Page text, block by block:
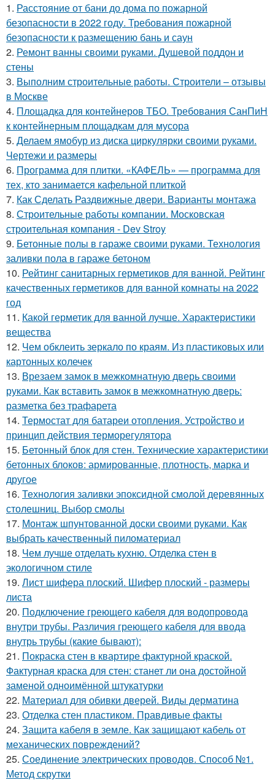
1. Расстояние от бани до дома по пожарной
безопасности в 2022 году. Требования пожарной
безопасности к размещению бань и саун
2. Ремонт ванны своими руками. Душевой поддон и
стены
3. Выполним строительные работы. Строители – отзывы
в Москве
4. Площадка для контейнеров ТБО. Требования СанПиН
к контейнерным площадкам для мусора
5. Делаем ямобур из диска циркулярки своими руками.
Чертежи и размеры
6. Программа для плитки. «КАФЕЛЬ» — программа для
тех, кто занимается кафельной плиткой
7. Как Сделать Раздвижные двери. Варианты монтажа
8. Строительные работы компании. Московская
строительная компания - Dev Stroy
9. Бетонные полы в гараже своими руками. Технология
заливки пола в гараже бетоном
10. Рейтинг санитарных герметиков для ванной. Рейтинг
качественных герметиков для ванной комнаты на 2022
год
11. Какой герметик для ванной лучше. Характеристики
вещества
12. Чем обклеить зеркало по краям. Из пластиковых или
картонных колечек
13. Врезаем замок в межкомнатную дверь своими
руками. Как вставить замок в межкомнатную дверь:
разметка без трафарета
14. Термостат для батареи отопления. Устройство и
принцип действия терморегулятора
15. Бетонный блок для стен. Технические характеристики
бетонных блоков: армированные, плотность, марка и
другое
16. Технология заливки эпоксидной смолой деревянных
столешниц. Выбор смолы
17. Монтаж шпунтованной доски своими руками. Как
выбрать качественный пиломатериал
18. Чем лучше отделать кухню. Отделка стен в
экологичном стиле
19. Лист шифера плоский. Шифер плоский - размеры
листа
20. Подключение греющего кабеля для водопровода
внутри трубы. Различия греющего кабеля для ввода
внутрь трубы (какие бывают):
21. Покраска стен в квартире фактурной краской.
Фактурная краска для стен: станет ли она достойной
заменой одноимённой штукатурки
22. Материал для обивки дверей. Виды дерматина
23. Отделка стен пластиком. Правдивые факты
24. Защита кабеля в земле. Как защищают кабель от
механических повреждений?
25. Соединение электрических проводов. Способ №1.
Метод скрутки